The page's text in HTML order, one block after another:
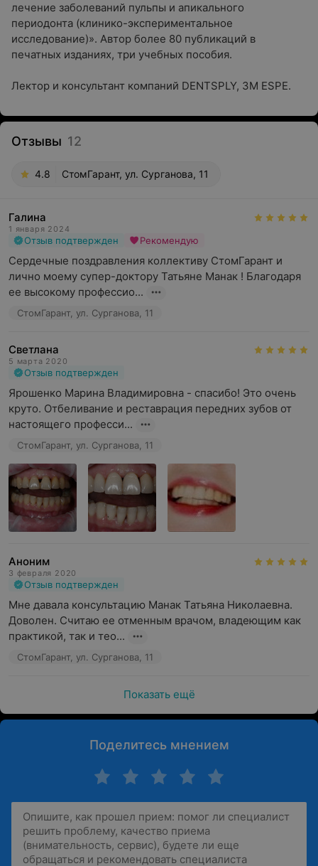
лечение заболеваний пульпы и апикального
периодонта (клинико-экспериментальное
исследование)». Автор более 80 публикаций в
печатных изданиях, три учебных пособия.
Лектор и консультант компаний DENTSPLY, ЗМ ESPE.
Отзывы 12
4.8 СтомГарант, ул. Сурганова, 11
Галина
1 января 2024
Отзыв подтвержден Рекомендую
Сердечные поздравления коллективу СтомГарант и
лично моему супер-доктору Татьяне Манак ! Благодаря
ее высокому профессио...
СтомГарант, ул. Сурганова, 11
Светлана
5 марта 2020
Отзыв подтвержден
Ярошенко Марина Владимировна - спасибо! Это очень
круто. Отбеливание и реставрация передних зубов от
настоящего професси...
СтомГарант, ул. Сурганова, 11
Аноним
3 февраля 2020
Отзыв подтвержден
Мне давала консультацию Манак Татьяна Николаевна.
Доволен. Считаю ее отменным врачом, владеющим как
практикой, так и тео...
СтомГарант, ул. Сурганова, 11
Показать ещё
Поделитесь мнением